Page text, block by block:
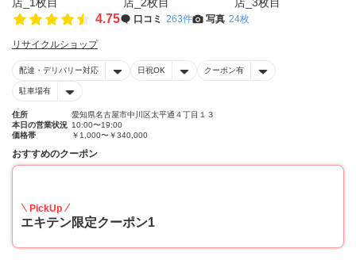
4.75 口コミ 263件 写真 24枚
リサイクルショップ
配達・デリバリー対応 日祝OK クーポン有
駐車場有
住所
愛知県名古屋市中川区太平通４丁目１３
本日の営業状況 10:00〜19:00
価格帯
￥1,000〜￥340,000
おすすめのクーポン
PickUp
エキテン限定クーポン1